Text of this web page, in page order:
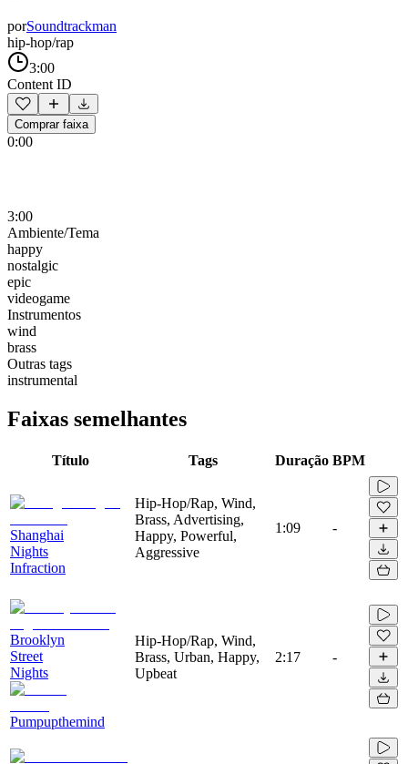
porSoundtrackman
hip-hop/rap
3:00
Content ID
Comprar faixa
0:00
3:00
Ambiente/Tema
happy
nostalgic
epic
videogame
Instrumentos
wind
brass
Outras tags
instrumental
Faixas semelhantes
Título Tags Duração BPM
Shanghai
Nights
Infraction
Hip-Hop/Rap, Wind,
Brass, Advertising,
Happy, Powerful,
Aggressive
1:09 -
Brooklyn
Street
Nights
Pumpupthemind
Hip-Hop/Rap, Wind,
Brass, Urban, Happy,
Upbeat
2:17 -